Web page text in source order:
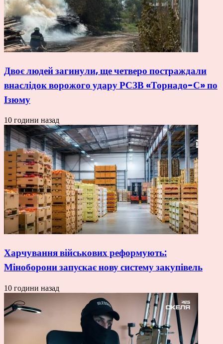
Двоє людей загинули, ще четверо постраждали
внаслідок ворожого удару РСЗВ «Торнадо-С» по
Ізюму
10 години назад
Харчування військових реформують:
Міноборони запускає нову систему закупівель
10 години назад